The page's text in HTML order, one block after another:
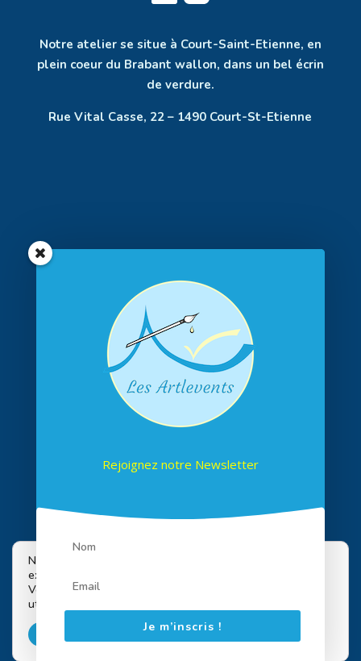
Notre atelier se situe à Court-Saint-Etienne, en
plein coeur du Brabant wallon, dans un bel écrin
de verdure.
Rue Vital Casse, 22 – 1490 Court-St-Etienne
Suivez-nous sur les réseaux
Rejoignez notre Newsletter
Je m’inscris !
Nous utilisons des cookies pour vous offrir la meilleure
expérience sur notre site.
Vous pouvez en savoir plus sur les cookies que nous
utilisons ou les désactiver dans